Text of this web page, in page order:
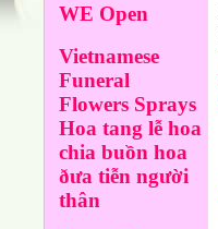
WE Open
Vietnamese
Funeral
Flowers Sprays
Hoa tang lễ hoa
chia buồn hoa
ðưa tiễn người
thân